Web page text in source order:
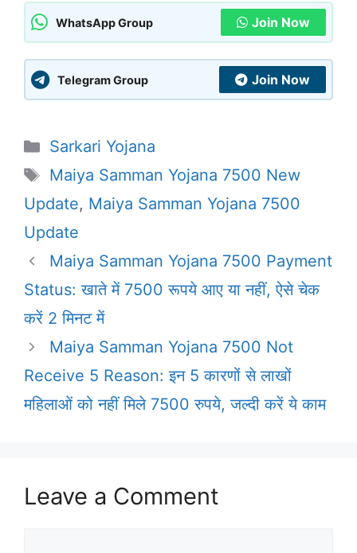
WhatsApp Group Join Now
Telegram Group Join Now
Categories
Sarkari Yojana
Tags
Maiya Samman Yojana 7500 New
Update, Maiya Samman Yojana 7500
Update
Maiya Samman Yojana 7500 Payment
Status: खाते में 7500 रूपये आए या नहीं, ऐसे चेक
करें 2 मिनट में
Maiya Samman Yojana 7500 Not
Receive 5 Reason: इन 5 कारणों से लाखों
महिलाओं को नहीं मिले 7500 रुपये, जल्दी करें ये काम
Leave a Comment